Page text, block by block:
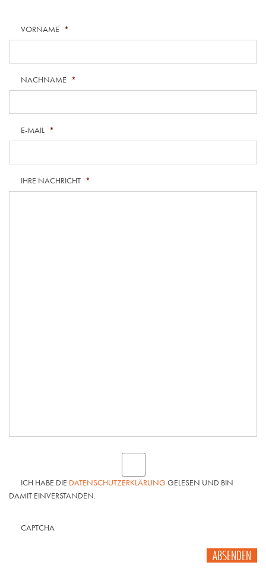
VORNAME *
NACHNAME *
E-MAIL *
IHRE NACHRICHT *
ICH HABE DIE DATENSCHUTZERKLÄRUNG GELESEN UND BIN
DAMIT EINVERSTANDEN.
CAPTCHA
ABSENDEN